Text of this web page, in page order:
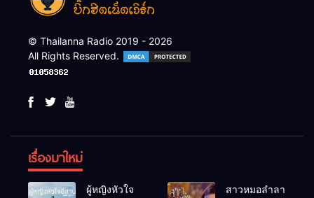
© Thailanna Radio 2019 - 2026
All Rights Reserved.
เรื่องมาใหม่
ผู้หญิงหัวใจ สาวหมอลำลา